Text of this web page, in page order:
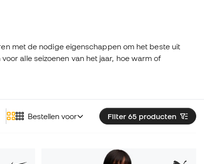
met de nodige eigenschappen om het beste uit
alle seizoenen van het jaar, hoe warm of
Filter 65 producten
Bestellen voor